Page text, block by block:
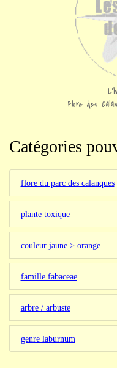
Flore des
Catégories
flore du parc des calanques
plante toxique
couleur jaune > orange
famille fabaceae
arbre / arbuste
genre laburnum